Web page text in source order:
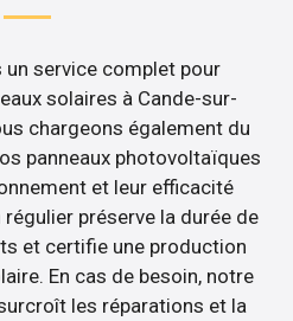
service complet pour
solaires à Cande-sur-
chargeons également du
panneaux photovoltaïques
et leur efficacité
préserve la durée de
et certifie une production
En cas de besoin, notre
les réparations et la